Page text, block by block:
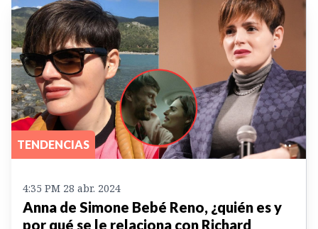
TENDENCIAS
4:35 PM 28 abr. 2024
Anna de Simone Bebé Reno, ¿quién es y
por qué se le relaciona con Richard